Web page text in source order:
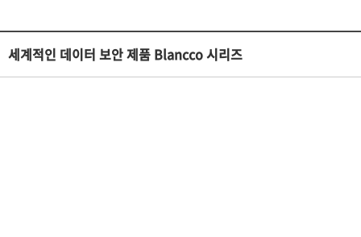
세계적인 데이터 보안 제품 Blancco 시리즈